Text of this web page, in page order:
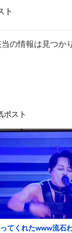
ト
の情報は見つか
ポスト
てくれたwww流石